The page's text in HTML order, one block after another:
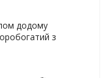
додому
з